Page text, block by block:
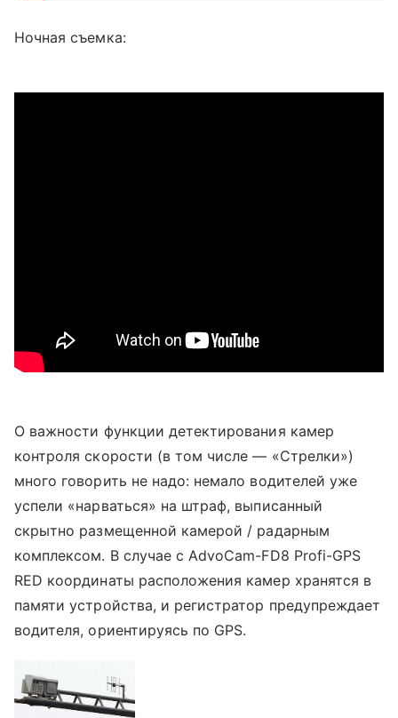
Ночная съемка:
О важности функции детектирования камер
контроля скорости (в том числе — «Стрелки»)
много говорить не надо: немало водителей уже
успели «нарваться» на штраф, выписанный
скрытно размещенной камерой / радарным
комплексом. В случае с AdvoCam-FD8 Profi-GPS
RED координаты расположения камер хранятся в
памяти устройства, и регистратор предупреждает
водителя, ориентируясь по GPS.